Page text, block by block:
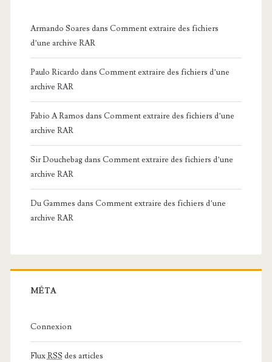
Armando Soares dans Comment extraire des fichiers
d’une archive RAR
Paulo Ricardo dans Comment extraire des fichiers d’une
archive RAR
Fabio A Ramos dans Comment extraire des fichiers d’une
archive RAR
Sir Douchebagdans Comment extraire des fichiers d’une
archive RAR
Du Gammes dans Comment extraire des fichiers d’une
archive RAR
MÉTA
Connexion
FluxRSS des articles